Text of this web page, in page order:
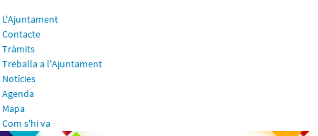
L'Ajuntament
Contacte
Tràmits
Treballa a l'Ajuntament
Notícies
Agenda
Mapa
Com s'hi va